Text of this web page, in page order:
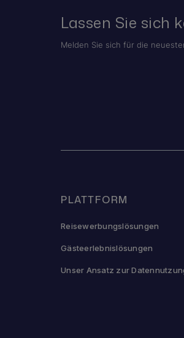
Lassen Sie sich
Melden Sie sich für die
PLATTFORM
Reisewerbungslösungen
Gästeerlebnislösungen
Unser Ansatz zur